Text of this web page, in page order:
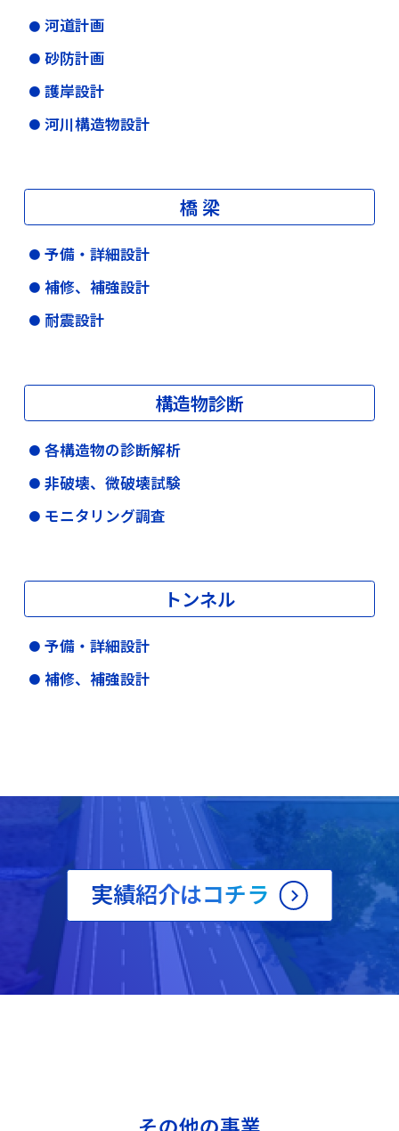
河道計画
砂防計画
護岸設計
河川構造物設計
橋 梁
予備・詳細設計
補修、補強設計
耐震設計
構造物診断
各構造物の診断解析
非破壊、微破壊試験
モニタリング調査
トンネル
予備・詳細設計
補修、補強設計
実績紹介はコチラ